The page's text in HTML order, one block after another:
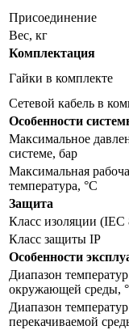
Присоединение
Вес, кг
Комплектация
Гайки в комплекте
Сетевой кабель в
Особенности
Максимальное
системе, бар
Максимальная
температура, °С
Защита
Класс изоляции (IEC
Класс защиты IP
Особенности
Диапазон температур
окружающей среды,
Диапазон температур
перекачиваемой